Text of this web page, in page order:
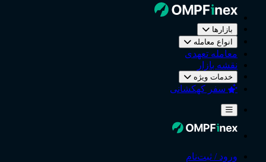
بازارها
انواع معامله
معامله تعهدی
نقشه بازار
خدمات ویژه
سفر کهکشانی
ورود / ثبت‌نام